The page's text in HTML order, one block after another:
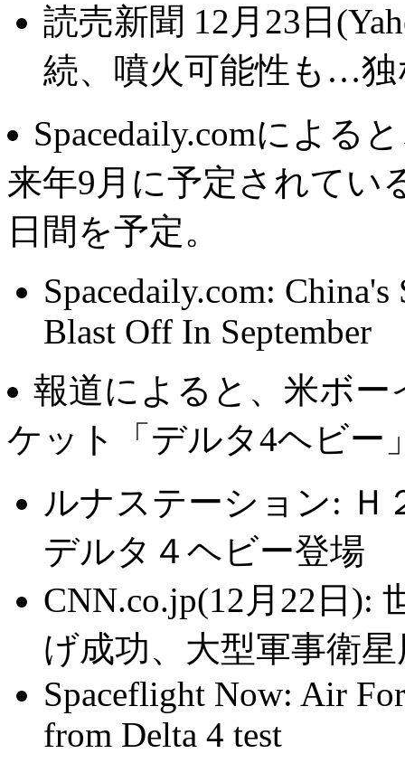
読売新聞 12月23日
続、噴火可能性も…
Spacedaily.comによる
来年9月に予定されてい
日間を予定。
Spacedaily.com:
Blast Off In September
報道によると、米ボ
ケット「デルタ4ヘビー
ルナステーション: Ｈ
デルタ４ヘビー登場
CNN.co.jp(12月22日):
げ成功、大型軍事衛
Spaceflight Now: Air
from Delta 4 test